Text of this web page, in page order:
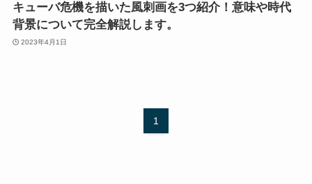
キューバ危機を描いた風刺画を3つ紹介！意味や時代
背景について完全解説します。
2023年4月1日
1